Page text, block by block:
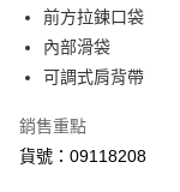
悠遊付
Google Pay
貨到付款
前方拉鍊口袋
內部滑袋
可調式肩背帶
銷售重點
貨號：09118208